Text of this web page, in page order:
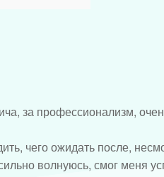
за профессионализм,
чего ожидать после,
волнуюсь, смог меня